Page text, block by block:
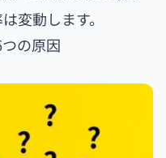
変動します。
の原因